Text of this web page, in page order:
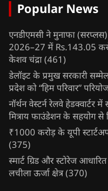
Popular News
एनडीएमसी ने मुनाफा (सरप्लस)
2026–27 में Rs.143.05
केशव चंद्रा (461)
डेलॉइट के प्रमुख सरकारी
प्रदेश को “हिम परिवार”
नॉर्थन वेस्टर्न रेलवे हेडक्वार्टर
मित्राय फाउंडेशन के सहयोग से
₹1000 करोड़ के यूपी
(375)
स्मार्ट ग्रिड और स्टोरेज
लचीला ऊर्जा क्षेत्र (370)